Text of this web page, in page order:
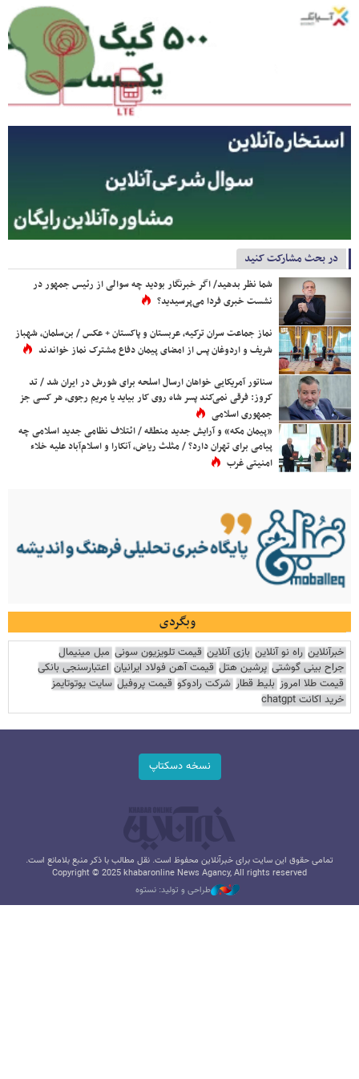
در بحث مشارکت کنید
شما نظر بدهید/ اگر خبرنگار بودید چه سوالی از رئیس جمهور در
نشست خبری فردا می‌پرسیدید؟
نماز جماعت سران ترکیه، عربستان و پاکستان + عکس / بن‌سلمان، شهباز
شریف و اردوغان پس از امضای پیمان دفاع مشترک نماز خواندند
سناتور آمریکایی خواهان ارسال اسلحه برای شورش در ایران شد / تد
کروز: فرقی نمی‌کند پسر شاه روی کار بیاید یا مریم رجوی، هر کسی جز
جمهوری اسلامی
«پیمان مکه» و آرایش جدید منطقه / ائتلاف نظامی جدید اسلامی چه
پیامی برای تهران دارد؟ / مثلث ریاض، آنکارا و اسلام‌آباد علیه خلاء
امنیتی غرب
وبگردی
خبرآنلاین راه نو آنلاین بازی آنلاین قیمت تلویزیون سونی مبل مینیمال
جراح بینی گوشتی پرشین هتل قیمت آهن فولاد ایرانیان اعتبارسنجی بانکی
قیمت طلا امروز بلیط قطار شرکت رادوکو قیمت پروفیل سایت یوتوتایمز
خرید اکانت chatgpt
نسخه دسکتاپ
تمامی حقوق این سایت برای خبرآنلاین محفوظ است. نقل مطالب با ذکر منبع بلامانع است.
Copyright © 2025 khabaronline News Agancy, All rights reserved
طراحی و تولید: نستوه